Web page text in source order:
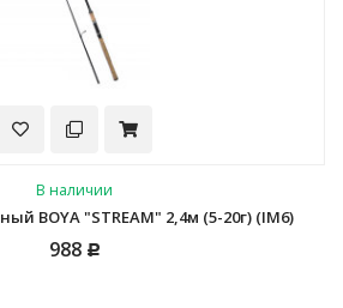
В наличии
BOYA "STREAM" 2,4м (5-20г) (IM6)
988 Р